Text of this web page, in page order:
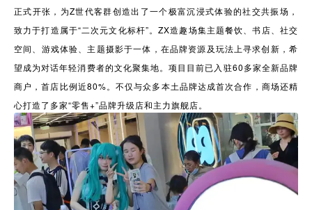
正式开张，为Z世代客群创造出了一个极富沉浸式体验的社交共振场，
致力于打造属于“二次元文化标杆”。ZX造趣场集主题餐饮、书店、社交
空间、游戏体验、主题摄影于一体，在品牌资源及玩法上寻求创新，希
望成为对话年轻消费者的文化聚集地。项目目前已入驻60多家全新品牌
商户，首店比例近80%。不仅与众多本土品牌达成首次合作，商场还精
心打造了多家“零售+”品牌升级店和主力旗舰店。